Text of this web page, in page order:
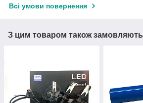
Всі умови повернення
З цим товаром також замовляють